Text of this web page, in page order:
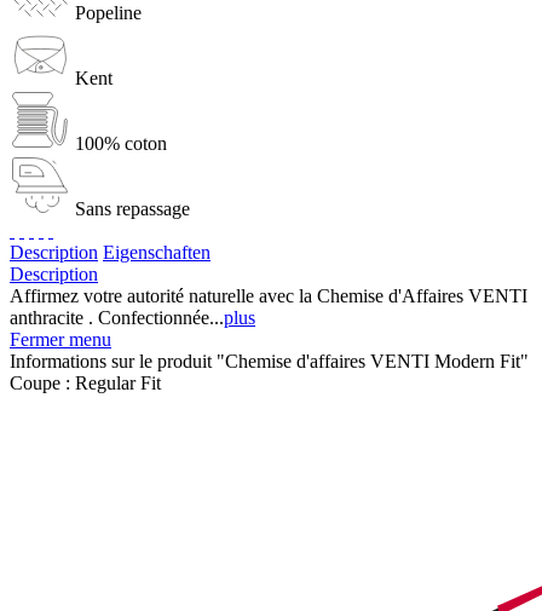
Popeline
Kent
100% coton
Sans repassage
Description Eigenschaften
Description
Affirmez votre autorité naturelle avec la Chemise d'Affaires VENTI
anthracite . Confectionnée...plus
Fermer menu
Informations sur le produit "Chemise d'affaires VENTI Modern Fit"
Coupe : Regular Fit